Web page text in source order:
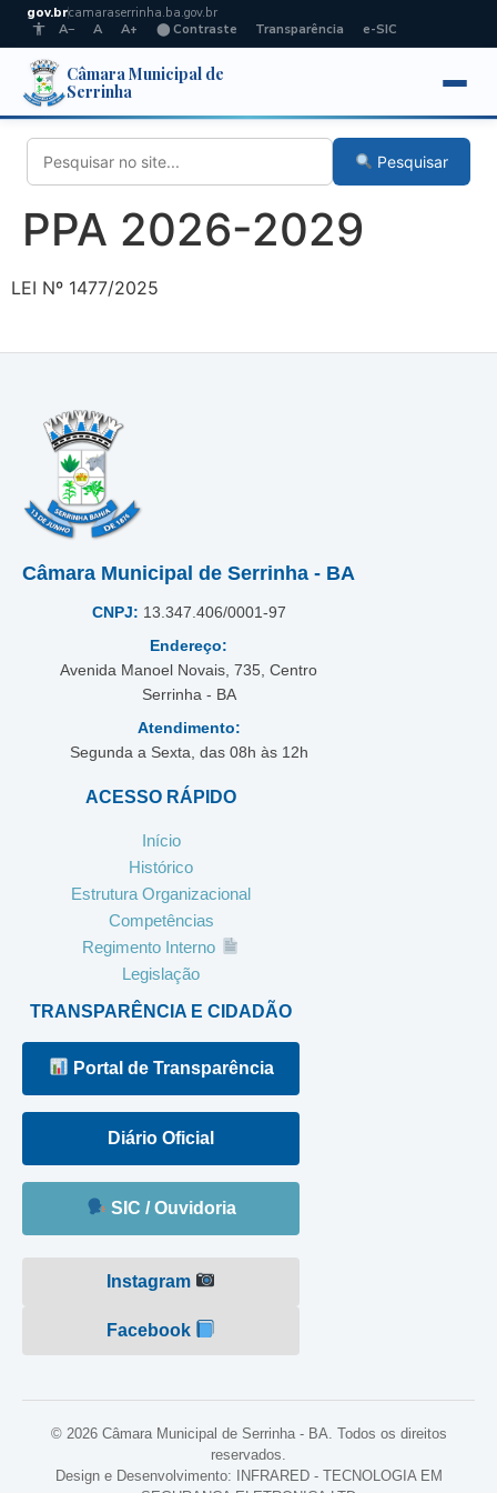
gov.brcamaraserrinha.ba.gov.br
A−
A A+ ⬤ Contraste Transparência e-SIC
Câmara Municipal de
Serrinha
Pesquisar
PPA 2026-2029
LEI Nº 1477/2025
Câmara Municipal de Serrinha - BA
CNPJ: 13.347.406/0001-97
Endereço:
Avenida Manoel Novais, 735, Centro
Serrinha - BA
Atendimento:
Segunda a Sexta, das 08h às 12h
ACESSO RÁPIDO
Início
Histórico
Estrutura Organizacional
Competências
Regimento Interno
Legislação
TRANSPARÊNCIA E CIDADÃO
Portal de Transparência
Diário Oficial
SIC / Ouvidoria
Instagram
Facebook
© 2026 Câmara Municipal de Serrinha - BA. Todos os direitos
reservados.
Design e Desenvolvimento: INFRARED - TECNOLOGIA EM